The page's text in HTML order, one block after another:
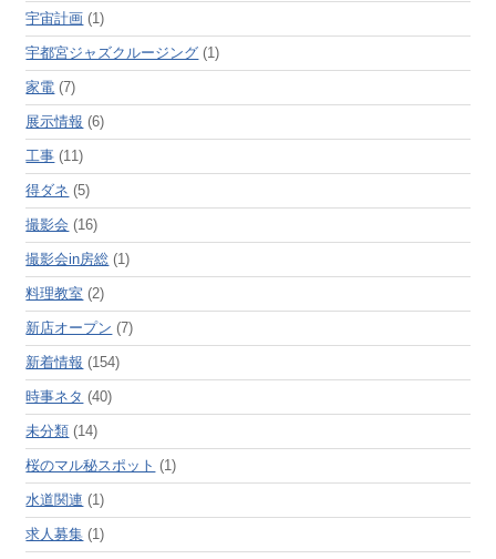
宇宙計画 (1)
宇都宮ジャズクルージング (1)
家電 (7)
展示情報 (6)
工事 (11)
得ダネ (5)
撮影会 (16)
撮影会in房総 (1)
料理教室 (2)
新店オープン (7)
新着情報 (154)
時事ネタ (40)
未分類 (14)
桜のマル秘スポット (1)
水道関連 (1)
求人募集 (1)